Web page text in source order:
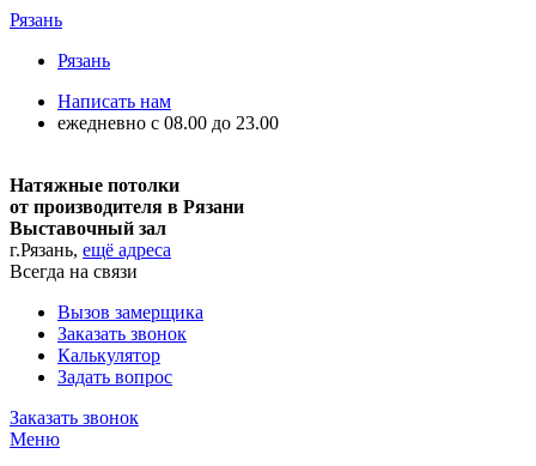
Рязань
Рязань
Написать нам
ежедневно с 08.00 до 23.00
Натяжные потолки
от производителя в Рязани
Выставочный зал
г.Рязань, ещё адреса
Всегда на связи
Вызов замерщика
Заказать звонок
Калькулятор
Задать вопрос
Заказать звонок
Меню